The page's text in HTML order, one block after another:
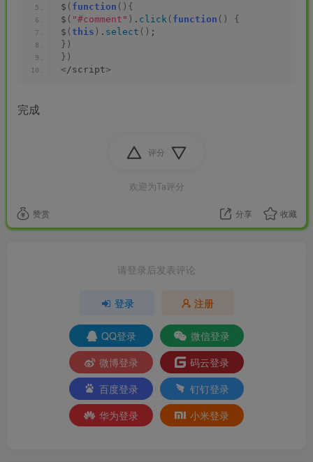
$ ( function (){
$ ( "#comment" ) . click ( function ()
{
$ (this ) . select () ;
})
})
< /script>
完成
评分
欢迎为Ta评分
赞赏 分享 收藏
请登录后发表评论
登录 注册
QQ登录
微信登录
微博登录
码云登录
百度登录
钉钉登录
华为登录
小米登录